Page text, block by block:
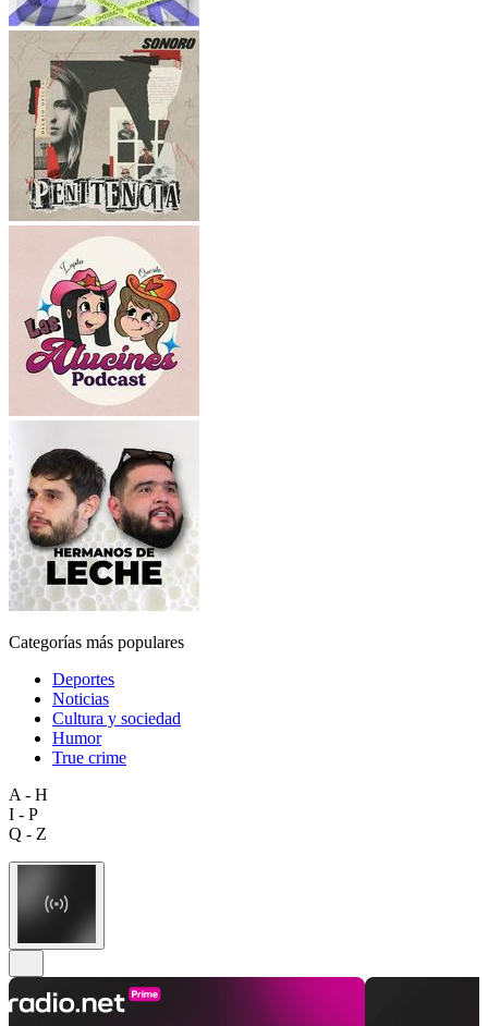
Categorías más populares
Deportes
Noticias
Cultura y sociedad
Humor
True crime
A - H
I - P
Q - Z